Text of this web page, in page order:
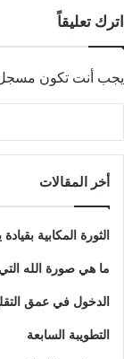
اترك تعليقاً
يجب أنت تكون
أخر المقالات
الثورة المكابية بقيادة
ما هي صورة الله
الدخول في عمق
التطويبة السابعة